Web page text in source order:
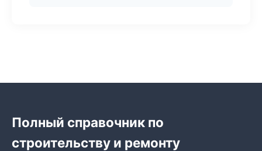
Полный справочник по
строительству и ремонту